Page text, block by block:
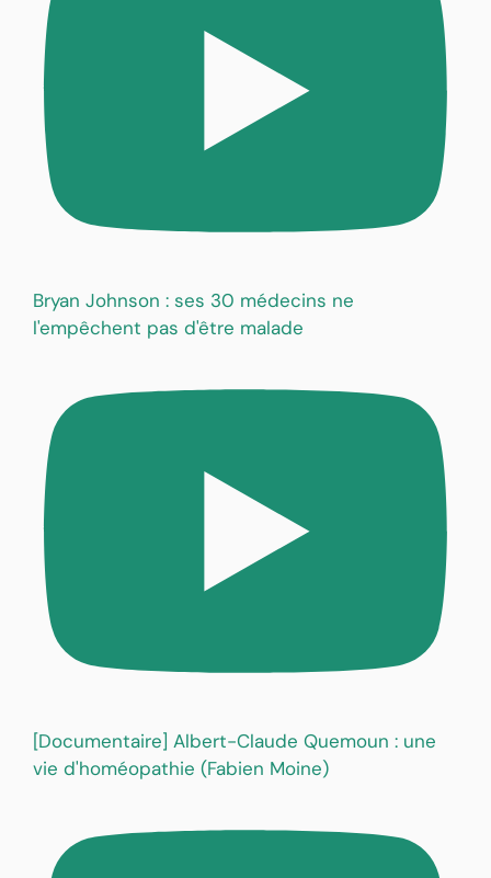
Bryan Johnson : ses 30 médecins ne
l'empêchent pas d'être malade
[Documentaire] Albert-Claude Quemoun : une
vie d'homéopathie (Fabien Moine)